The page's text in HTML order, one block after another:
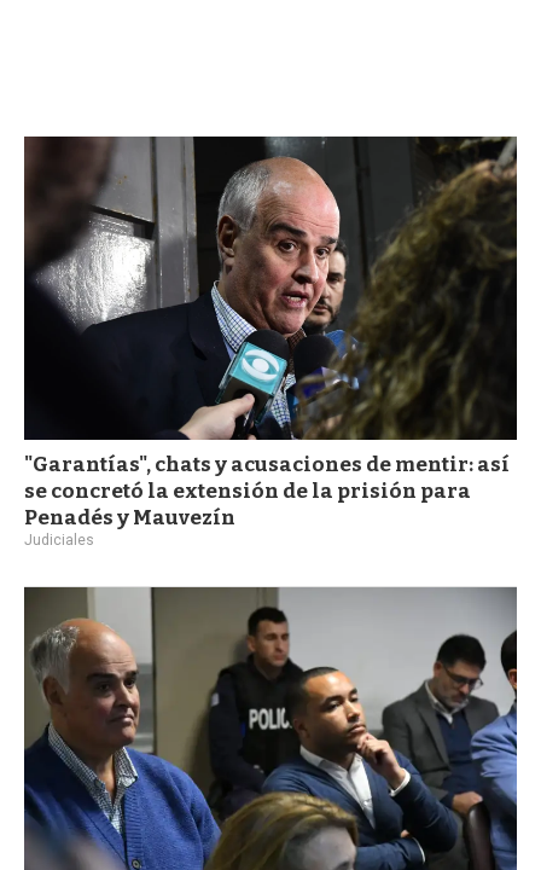
"Garantías", chats y acusaciones de mentir: así
se concretó la extensión de la prisión para
Penadés y Mauvezín
Judiciales